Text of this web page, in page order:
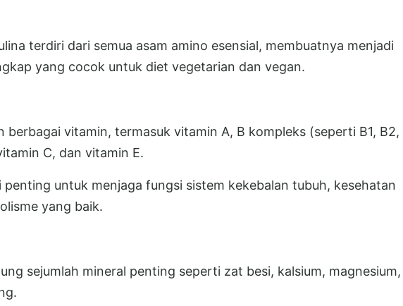
terdiri dari semua asam amino esensial, membuatnya menjadi
yang cocok untuk diet vegetarian dan vegan.
berbagai vitamin, termasuk vitamin A, B kompleks (seperti B1, B2,
C, dan vitamin E.
untuk menjaga fungsi sistem kekebalan tubuh, kesehatan
yang baik.
sejumlah mineral penting seperti zat besi, kalsium, magnesium,